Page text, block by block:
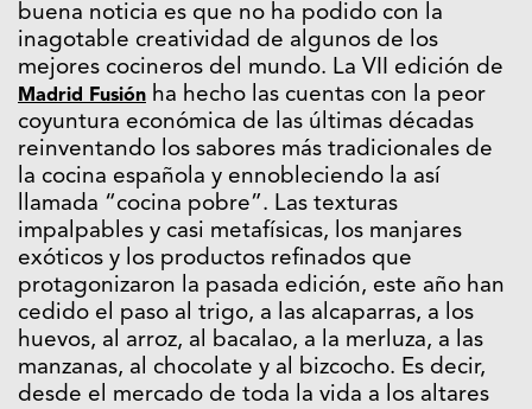
buena noticia es que no ha podido con la
inagotable creatividad de algunos de los
mejores cocineros del mundo. La VII edición de
Madrid Fusión ha hecho las cuentas con la peor
coyuntura económica de las últimas décadas
reinventando los sabores más tradicionales de
la cocina española y ennobleciendo la así
llamada “cocina pobre”. Las texturas
impalpables y casi metafísicas, los manjares
exóticos y los productos refinados que
protagonizaron la pasada edición, este año han
cedido el paso al trigo, a las alcaparras, a los
huevos, al arroz, al bacalao, a la merluza, a las
manzanas, al chocolate y al bizcocho. Es decir,
desde el mercado de toda la vida a los altares